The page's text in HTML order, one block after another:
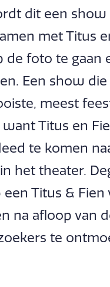
dit een show
met Titus
de foto te
Een show
meest
Titus en
te komen
het theater.
Titus & Fien
na afloop van
te